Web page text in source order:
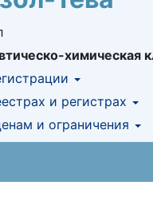
химическая
в РК:№ РК-ЛС-
в РК:
и регистрах
в
в Список
и ограничения